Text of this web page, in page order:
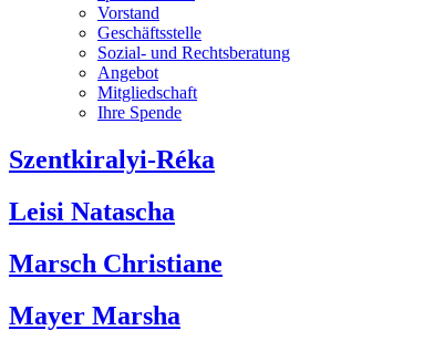
Vorstand
Geschäftsstelle
Sozial- und Rechtsberatung
Angebot
Mitgliedschaft
Ihre Spende
Szentkiralyi-Réka
Leisi Natascha
Marsch Christiane
Mayer Marsha